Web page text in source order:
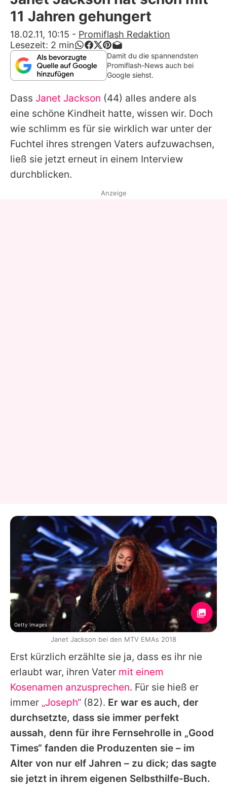
Alle Themen auf Promiflash
App runterladen
Team
Redaktionelle Richtlinien
Impressum
Nutzungsbedingungen
11 Jahren gehungert
18.02.11, 10:15 - Promiflash Redaktion
Lesezeit: 2 min
Damit du die spannendsten
Promiflash-News auch bei
Google siehst.
Dass Janet Jackson (44) alles andere als
eine schöne Kindheit hatte, wissen wir. Doch
wie schlimm es für sie wirklich war unter der
Fuchtel ihres strengen Vaters aufzuwachsen,
ließ sie jetzt erneut in einem Interview
durchblicken.
Erst kürzlich erzählte sie ja, dass es ihr nie
erlaubt war, ihren Vater mit einem
Kosenamen anzusprechen. Für sie hieß er
immer „Joseph“ (82). Er war es auch, der
durchsetzte, dass sie immer perfekt
aussah, denn für ihre Fernsehrolle in „Good
Times“ fanden die Produzenten sie – im
Alter von nur elf Jahren – zu dick; das sagte
sie jetzt in ihrem eigenen Selbsthilfe-Buch.
Anzeige
Getty Images
Janet Jackson bei den MTV EMAs 2018